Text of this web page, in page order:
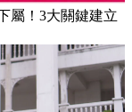
牛津研究揭最佳